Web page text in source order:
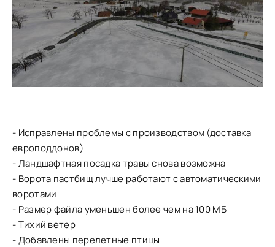
- Исправлены проблемы с производством (доставка
европоддонов)
- Ландшафтная посадка травы снова возможна
- Ворота пастбищ лучше работают с автоматическими
воротами
- Размер файла уменьшен более чем на 100 МБ
- Тихий ветер
- Добавлены перелетные птицы